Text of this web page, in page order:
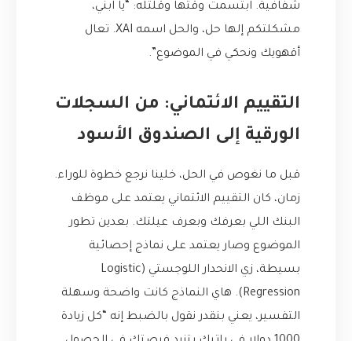
شفافية. ابتسمت وقتها وقلتله: “يا ابني،
مشكلتكم إلها حل، والحل اسمه XAI. تعال
أقهويك ونحكي في الموضوع”.
التقييم الائتماني: من السجلات
الورقية إلى الصندوق الأسود
قبل ما نغوص في الحل، خلينا نرجع خطوة للوراء.
زمان، كان التقييم الائتماني يعتمد على موظف
البنك اللي بعرفك وبعرف عيلتك. بعدين تطور
الموضوع وصار يعتمد على نماذج إحصائية
بسيطة، زي الانحدار اللوجستي (Logistic
Regression). هاي النماذج كانت واضحة وسهلة
التفسير، يعني بنقدر نقول بالضبط إنه “كل زيادة